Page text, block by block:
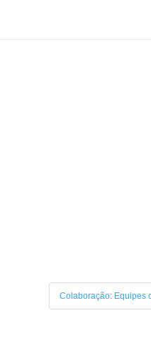
Colaboração: Equipes